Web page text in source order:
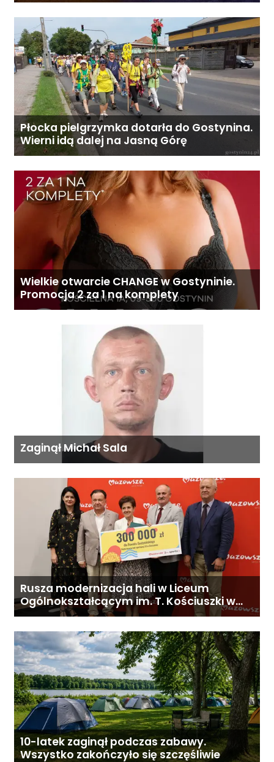
Płocka pielgrzymka dotarła do Gostynina.
Wierni idą dalej na Jasną Górę
Wielkie otwarcie CHANGE w Gostyninie.
Promocja 2 za 1 na komplety
Zaginął Michał Sala
Rusza modernizacja hali w Liceum
Ogólnokształcącym im. T. Kościuszki w
Gostyninie
10-latek zaginął podczas zabawy.
Wszystko zakończyło się szczęśliwie